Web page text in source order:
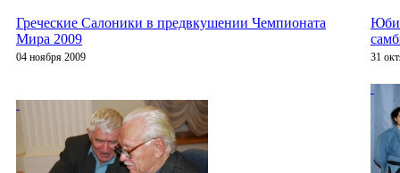
Греческие Салоники в предвкушении Чемпионата
Мира 2009
04 ноября 2009 31